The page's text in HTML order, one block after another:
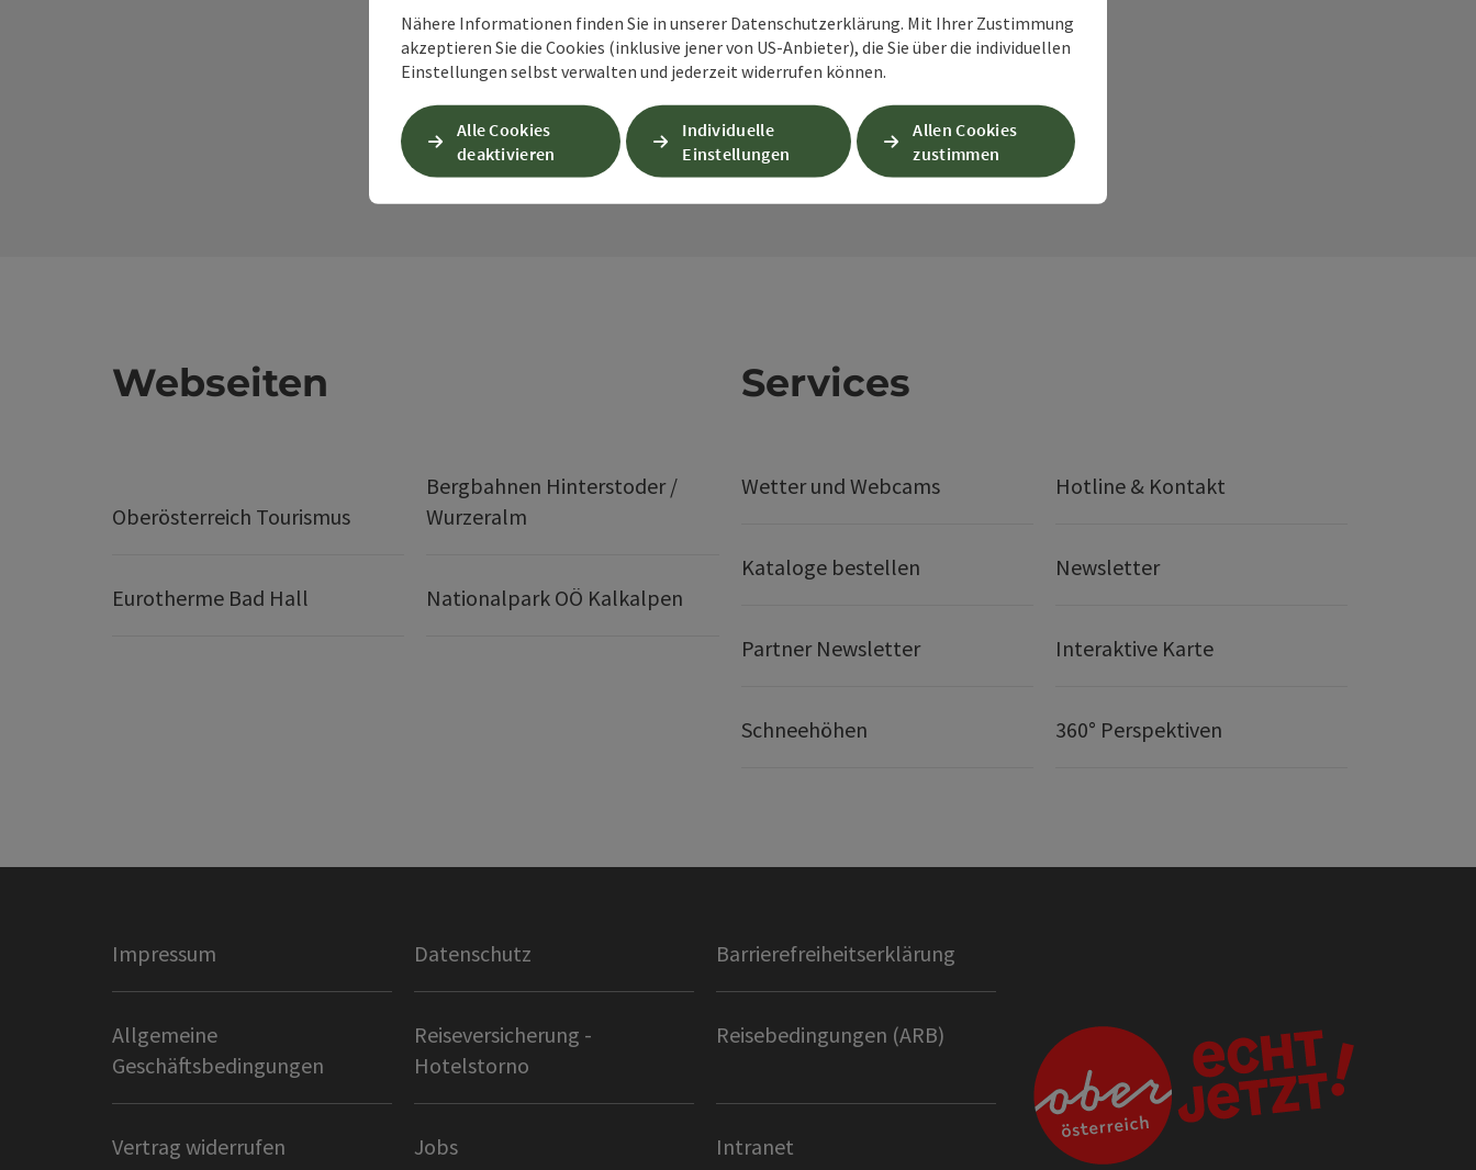
Webseiten
Oberösterreich Tourismus
Bergbahnen Hinterstoder /
Wurzeralm
Eurotherme Bad Hall Nationalpark OÖ Kalkalpen
Services
Wetter und Webcams Hotline & Kontakt
Kataloge bestellen Newsletter
Partner Newsletter Interaktive Karte
Schneehöhen 360° Perspektiven
Impressum Datenschutz Barrierefreiheitserklärung
Allgemeine
Geschäftsbedingungen
Reiseversicherung -
Hotelstorno
Reisebedingungen (ARB)
Vertrag widerrufen Jobs Intranet
Nähere Informationen finden Sie in unserer Datenschutzerklärung. Mit Ihrer Zustimmung
akzeptieren Sie die Cookies (inklusive jener von US-Anbieter), die Sie über die individuellen
Einstellungen selbst verwalten und jederzeit widerrufen können.
Alle Cookies
deaktivieren
Individuelle
Einstellungen
Allen Cookies
zustimmen